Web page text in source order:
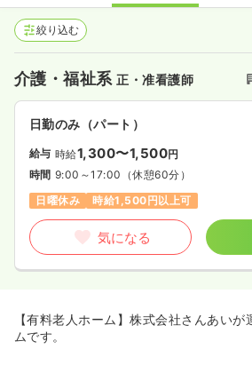
絞り込む
介護・福祉系正・准看護師
日勤のみ（パート）
給与 時給1,300〜1,500円
時間 9:00～17:00 （休憩60分）
日曜休み
時給1,500円以上可
気になる
【有料老人ホーム】株式会社さんあい
ムです。